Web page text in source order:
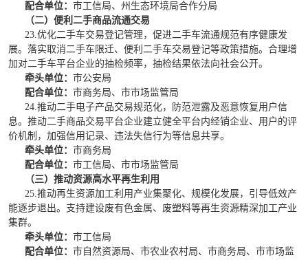
配合单位： 市工信局、州生态环境局合作分局
（二）便利二手商品流通交易
23.优化二手车交易登记管理，促进二手车流通规范有序健康发
展。落实取消二手车限迁、便利二手车交易登记等政策措施。合理增
加对二手车平台企业的抽检频率，抽检结果依法向社会公开。
牵头单位： 市公安局
配合单位： 市商务局、市市场监管局
24.推动二手电子产品交易规范化，防范泄露及恶意恢复用户信
息。推动二手商品交易平台企业建立健全平台内经销企业、用户的评
价机制，加强信用记录、违法失信行为等信息共享。
牵头单位： 市商务局
配合单位： 市工信局、市市场监管局
（三）推动资源高水平再生利用
25.推动再生资源加工利用产业集聚化、规模化发展，引导低效产
能逐步退出。支持建设废有色金属、废塑料等再生资源精深加工产业
集群。
牵头单位： 市工信局
配合单位： 市自然资源局、市农业农村局、市商务局、市市场监